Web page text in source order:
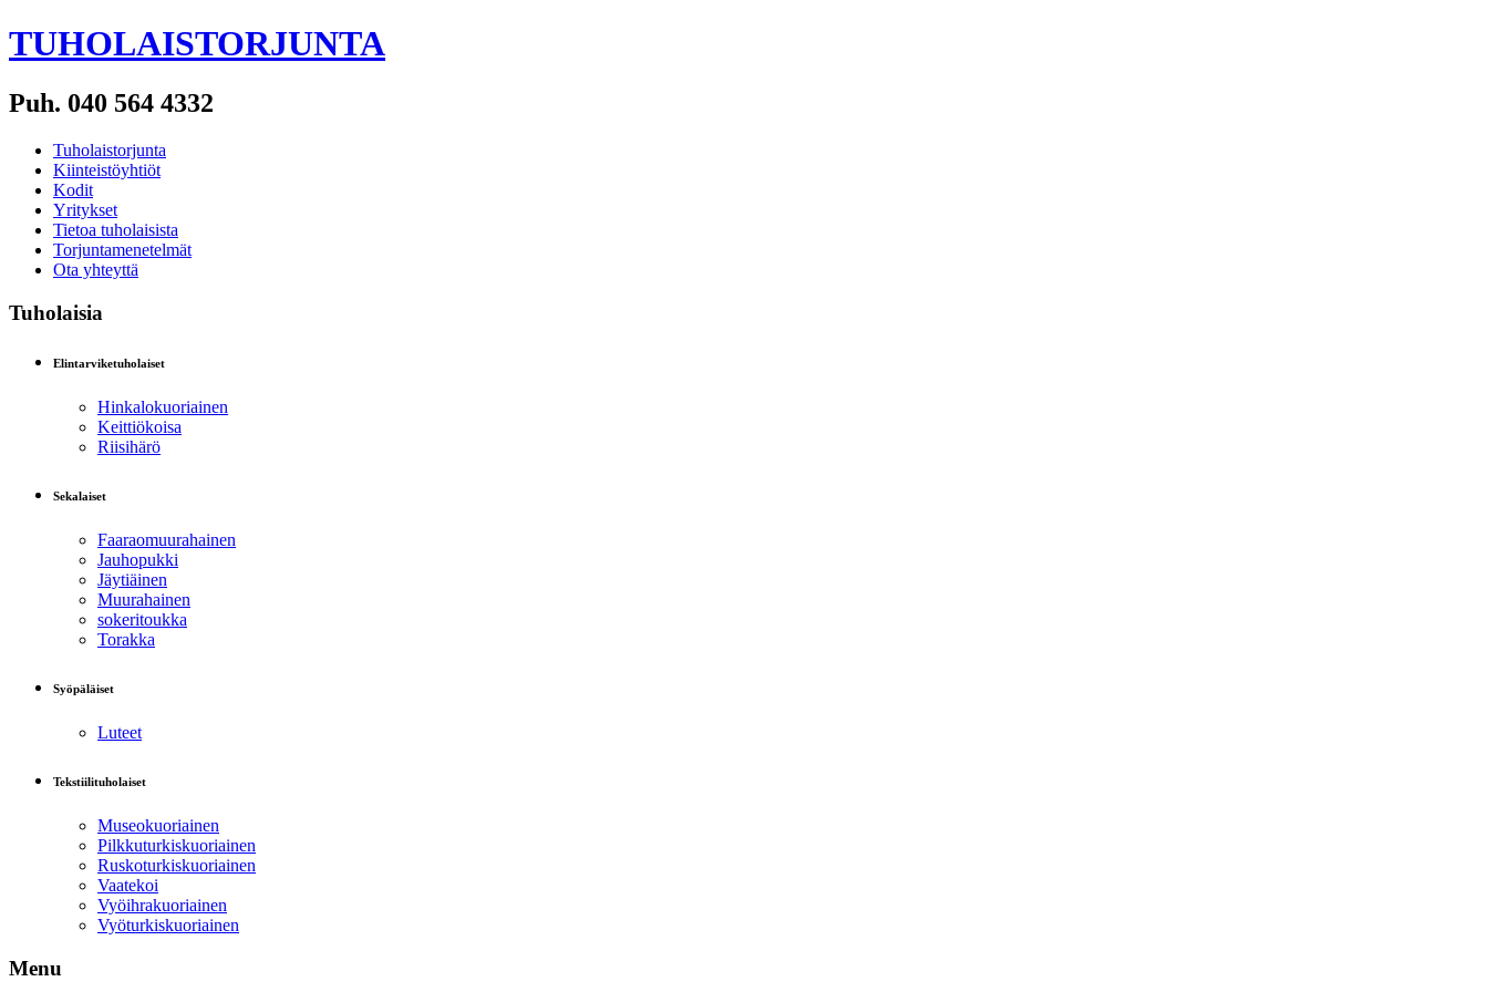
TUHOLAISTORJUNTA
Puh. 040 564 4332
Tuholaistorjunta
Kiinteistöyhtiöt
Kodit
Yritykset
Tietoa tuholaisista
Torjuntamenetelmät
Ota yhteyttä
Tuholaisia
Elintarviketuholaiset
Hinkalokuoriainen
Keittiökoisa
Riisihärö
Sekalaiset
Faaraomuurahainen
Jauhopukki
Jäytiäinen
Muurahainen
sokeritoukka
Torakka
Syöpäläiset
Luteet
Tekstiilituholaiset
Museokuoriainen
Pilkkuturkiskuoriainen
Ruskoturkiskuoriainen
Vaatekoi
Vyöihrakuoriainen
Vyöturkiskuoriainen
Menu